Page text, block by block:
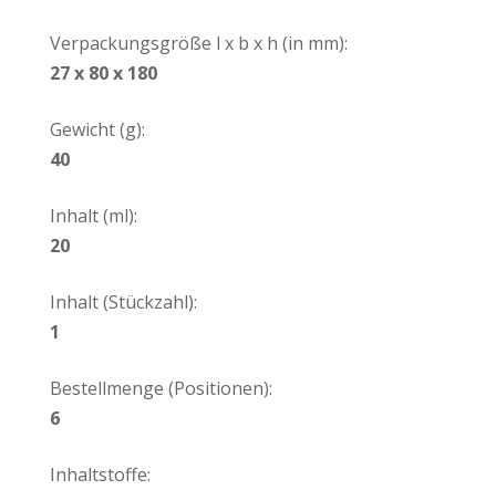
Verpackungsgröße l x b x h (in mm):
27 x 80 x 180
Gewicht (g):
40
Inhalt (ml):
20
Inhalt (Stückzahl):
1
Bestellmenge (Positionen):
6
Inhaltstoffe: